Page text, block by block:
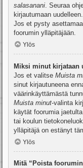
salasanani . Seuraa
kirjautumaan uudelleen.
Jos et pysty
foorumin ylläpitäjään.
Ylös
Miksi minut kirjataan
Jos et valitse Muista
sinut kirjautuneena
väärinkäyttämästä
Muista minut-valinta
käytät foorumia
tai koulun
ylläpitäjä on estänyt
Ylös
Mitä “Poista